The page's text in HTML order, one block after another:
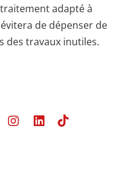
adapté à
de dépenser de
des travaux inutiles.